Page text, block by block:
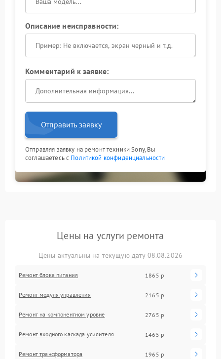
Описание неисправности:
Комментарий к заявке:
Отправить заявку
Отправляя заявку на ремонт техники Sony, Вы
соглашаетесь с Политикой конфиденциальности
Цены на услуги ремонта
Цены актуальны на текущую дату 08.08.2026
Ремонт блока питания 1865 р
Ремонт модуля управления 2165 р
Ремонт на компонентном уровне 2765 р
Ремонт входного каскада усилителя 1465 р
Ремонт трансформатора 1965 р